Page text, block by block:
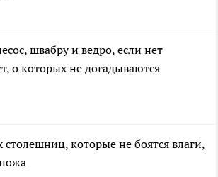
швабру и ведро, если нет
о которых не догадываются
которые не боятся влаги,